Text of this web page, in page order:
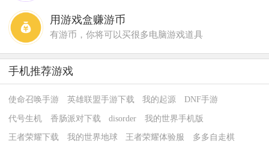
用游戏盒赚游币
有游币，你将可以买很多电脑游戏道具
手机推荐游戏
使命召唤手游 英雄联盟手游下载 我的起源 DNF手游
代号生机 香肠派对下载 disorder 我的世界手机版
王者荣耀下载 我的世界地球 王者荣耀体验服 多多自走棋